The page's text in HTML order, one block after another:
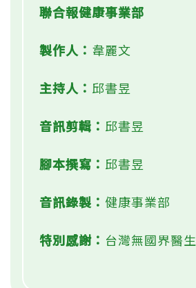
聯合報健康事業部
製作人： 韋麗文
主持人： 邱書昱
音訊剪輯： 邱書昱
腳本撰寫： 邱書昱
音訊錄製： 健康事業部
特別感謝： 台灣無國界醫生